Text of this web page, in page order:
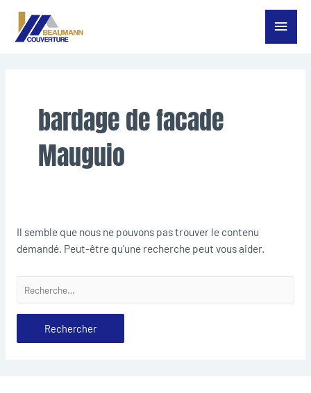
Aller
Menu
bardage de facade
Mauguio
Il semble que nous ne pouvons pas trouver le contenu
demandé. Peut-être qu’une recherche peut vous aider.